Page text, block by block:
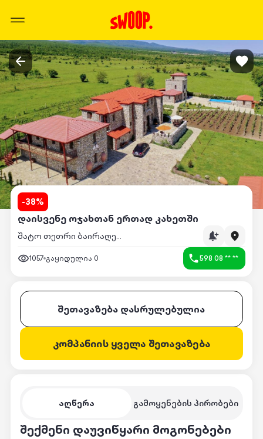
-38%
დაისვენე ოჯახთან ერთად კახეთში
შატო თეთრი ბაირაღები
1057 გაყიდულია 0 598 08 ** **
აღწერა გამოყენების პირობები
შექმენი დაუვიწყარი მოგონებები
შეთავაზება დასრულებულია
კომპანიის ყველა შეთავაზება